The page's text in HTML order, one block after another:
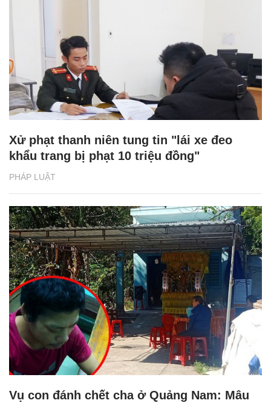
PHÁP LUẬT
Xử phạt thanh niên tung tin "lái xe đeo
khẩu trang bị phạt 10 triệu đồng"
Vụ con đánh chết cha ở Quảng Nam: Mâu